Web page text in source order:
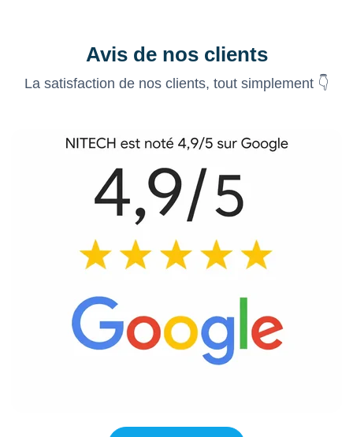
Avis de nos clients
La satisfaction de nos clients, tout simplement 👇